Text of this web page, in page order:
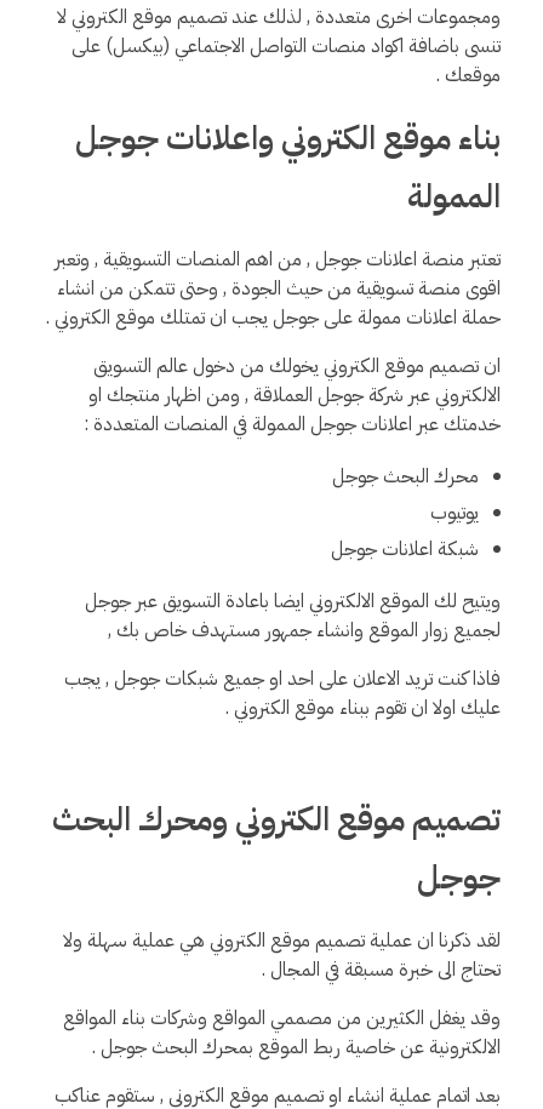
ومجموعات اخرى متعددة , لذلك عند تصميم موقع الكتروني لا
تنسى باضافة اكواد منصات التواصل الاجتماعي (بيكسل) على
موقعك .
بناء موقع الكتروني واعلانات جوجل
الممولة
تعتبر منصة اعلانات جوجل , من اهم المنصات التسويقية , وتعبر
اقوى منصة تسويقية من حيث الجودة , وحتى تتمكن من انشاء
حملة اعلانات ممولة على جوجل يجب ان تمتلك موقع الكتروني .
ان تصميم موقع الكتروني يخولك من دخول عالم التسويق
الالكتروني عبر شركة جوجل العملاقة , ومن اظهار منتجك او
خدمتك عبر اعلانات جوجل الممولة في المنصات المتعددة :
محرك البحث جوجل
يوتيوب
شبكة اعلانات جوجل
ويتيح لك الموقع الالكتروني ايضا باعادة التسويق عبر جوجل
لجميع زوار الموقع وانشاء جمهور مستهدف خاص بك ,
فاذا كنت تريد الاعلان على احد او جميع شبكات جوجل , يجب
عليك اولا ان تقوم ببناء موقع الكتروني .
تصميم موقع الكتروني ومحرك البحث
جوجل
لقد ذكرنا ان عملية تصميم موقع الكتروني هي عملية سهلة ولا
تحتاج الى خبرة مسبقة في المجال .
وقد يغفل الكثيرين من مصممي المواقع وشركات بناء المواقع
الالكترونية عن خاصية ربط الموقع بمحرك البحث جوجل .
بعد اتمام عملية انشاء او تصميم موقع الكتروني , ستقوم عناكب